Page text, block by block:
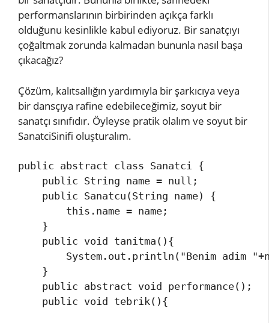
performanslarının birbirinden açıkça farklı
olduğunu kesinlikle kabul ediyoruz. Bir sanatçıyı
çoğaltmak zorunda kalmadan bununla nasıl başa
çıkacağız?
Çözüm, kalıtsallığın yardımıyla bir şarkıcıya veya
bir dansçıya rafine edebileceğimiz, soyut bir
sanatçı sınıfıdır. Öyleyse pratik olalım ve soyut bir
SanatciSinifi oluşturalım.
public abstract class Sanatci {
    public String name = null;
    public Sanatcu(String name) {
        this.name = name;
    }
    public void tanitma(){
System.out.println("Benim adim
    }
    public abstract void performance();
    public void tebrik(){